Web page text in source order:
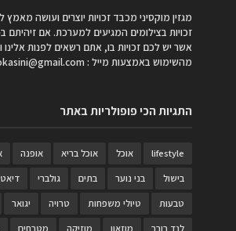
מגזין מוקסיני מכבד זכויות יוצרים ועושה
זכויות בצילומים המגיעים למערכת. אם זיהיתם
אשר יש לכם זכויות בו, אתם רשאים לפנות
מהשימוש באמצעות מייל :
התגיות הכי פופולריות באתר
lifestyle אוכל אוכל בריא אופנה
בישול
בני נוער בתים גולברי
טבעות
טיולי משפחות טרויה יגואר
לנד רובר
מוזאון מוזיקה מטבחים